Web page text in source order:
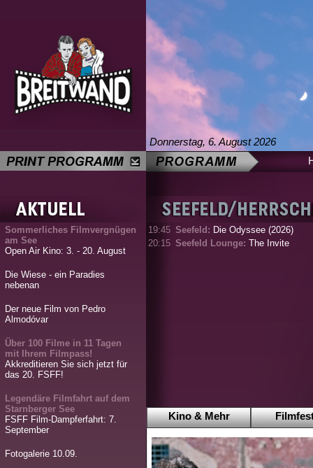
Donnerstag, 6. August 2026
Sommerliches Filmvergnügen
am See
Open Air Kino: 3. - 20. August
Die Wiese - ein Paradies
nebenan
Der neue Film von Pedro
Almodóvar
Über 100 Filme in 11 Tagen
mit Ihrem Filmpass!
Akkreditieren Sie sich jetzt für
das 20. FSFF!
Legendäre Filmfahrt auf dem
Starnberger See
FSFF Film-Dampferfahrt: 7.
September
Fotogalerie 10.09.
19:45 Seefeld: Die Odyssee (2026)
20:15 Seefeld Lounge: The Invite
Kino & Mehr